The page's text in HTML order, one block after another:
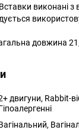
виконані з
довжина
двигуни, Rabbit-